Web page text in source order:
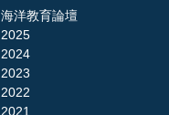
海洋教育論壇
2025
2024
2023
2022
2021